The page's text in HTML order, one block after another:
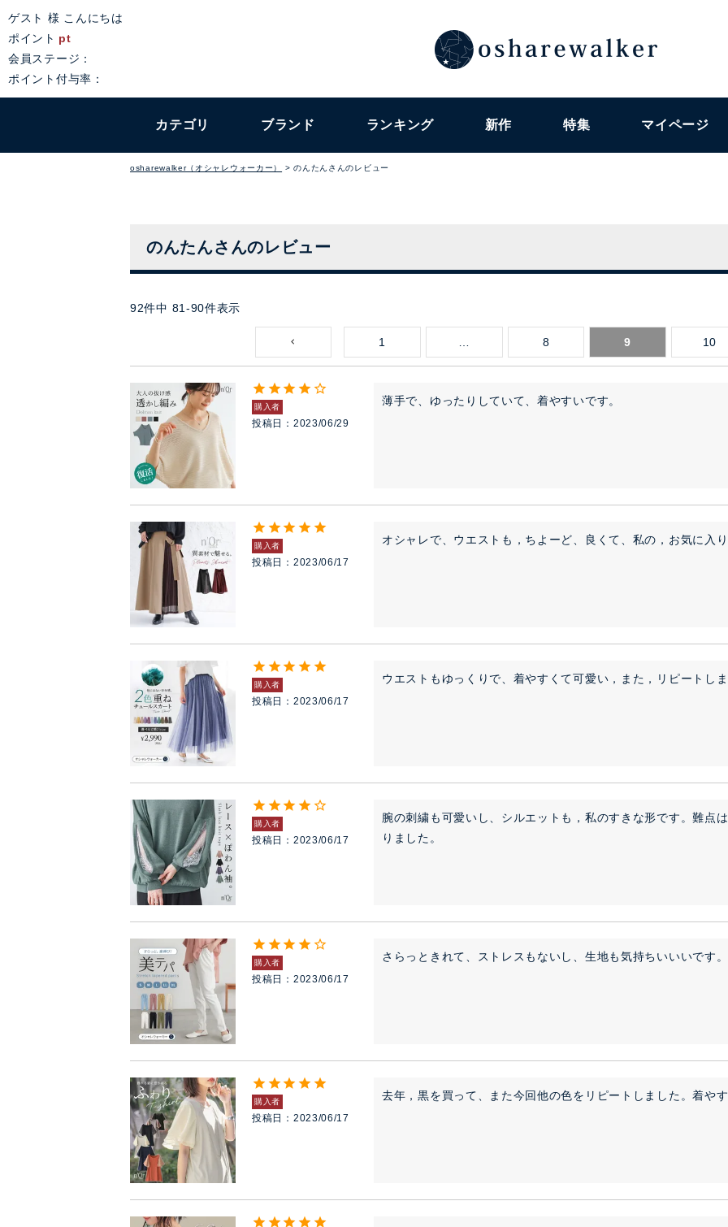
ゲスト 様 こんにちは
ポイント pt
会員ステージ：
ポイント付与率：
カテゴリ ブランド ランキング 新作 特集 マイページ
osharewalker（オシャレウォーカー） のんたんさんのレビュー
のんたんさんのレビュー
92件中 81 -90件表示
1 8 9 10
購入者
投稿日 2023/06/29
薄手で、ゆったりしていて、着やすいです。
購入者
投稿日 2023/06/17
オシャレで、ウエストも，ちよーど、良くて、私の，お気に入り
購入者
投稿日 2023/06/17
ウエストもゆっくりで、着やすくて可愛い，また，リピートしま
購入者
投稿日 2023/06/17
腕の刺繍も可愛いし、シルエットも，私のすきな形です。難点
りました。
購入者
投稿日 2023/06/17
さらっときれて、ストレスもないし、生地も気持ちいいいです。
購入者
投稿日 2023/06/17
去年，黒を買って、また今回他の色をリピートしました。着や